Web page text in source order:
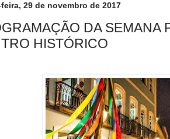
29 de novembro de 2017
DA SEMANA
HISTÓRICO